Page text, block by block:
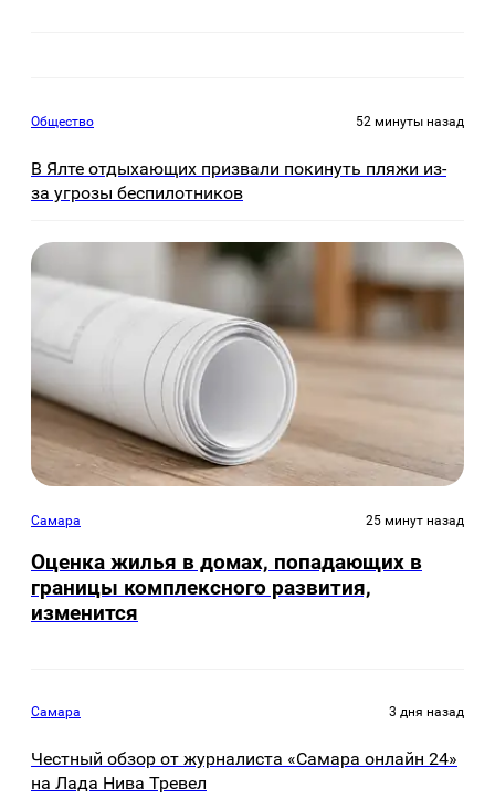
Общество 52 минуты назад
В Ялте отдыхающих призвали покинуть пляжи из-
за угрозы беспилотников
Самара 25 минут назад
Оценка жилья в домах, попадающих в
границы комплексного развития,
изменится
Самара 3 дня назад
Честный обзор от журналиста «Самара онлайн 24»
на Лада Нива Тревел